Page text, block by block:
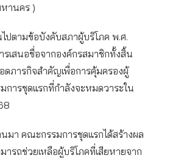
หานคร )
ไปตามข้อบังคับสภาผู้บริโภค พ.ศ.
รเสนอชื่อจากองค์กรสมาชิกทั้งสิ้น
ภารกิจสำคัญเพื่อการคุ้มครองผู้
การชุดแรกที่กำลังจะหมดวาระใน
มา คณะกรรมการชุดแรกได้สร้างผล
ารถช่วยเหลือผู้บริโภคที่เสียหายจาก